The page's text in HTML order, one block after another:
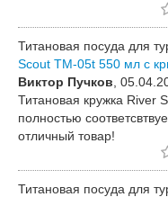
Титановая посуда для
Scout TM-05t 550 мл c
Виктор Пучков ,
Титановая кружка River
полностью
отличный товар!
Титановая посуда для